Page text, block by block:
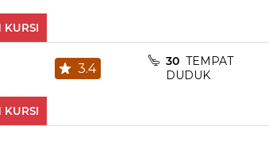
Charging Point
KURSI
3.4 30 TEMPAT
DUDUK
KURSI